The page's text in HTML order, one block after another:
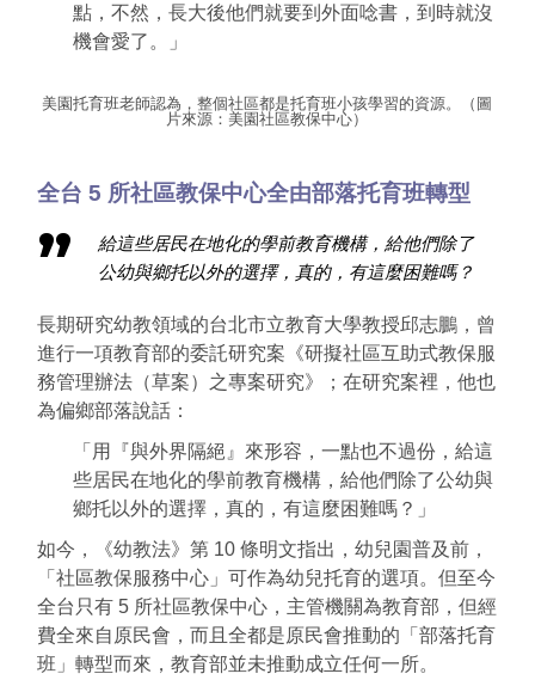
點，不然，長大後他們就要到外面唸書，到時就沒
機會愛了。」
美園托育班老師認為，整個社區都是托育班小孩學習的資源。（圖
片來源：美園社區教保中心）
全台 5 所社區教保中心全由部落托育班轉型
給這些居民在地化的學前教育機構，給他們除了
公幼與鄉托以外的選擇，真的，有這麼困難嗎？
長期研究幼教領域的台北市立教育大學教授邱志鵬，曾
進行一項教育部的委託研究案《研擬社區互助式教保服
務管理辦法（草案）之專案研究》；在研究案裡，他也
為偏鄉部落說話：
「用『與外界隔絕』來形容，一點也不過份，給這
些居民在地化的學前教育機構，給他們除了公幼與
鄉托以外的選擇，真的，有這麼困難嗎？」
如今，《幼教法》第 10 條明文指出，幼兒園普及前，
「社區教保服務中心」可作為幼兒托育的選項。但至今
全台只有 5 所社區教保中心，主管機關為教育部，但經
費全來自原民會，而且全都是原民會推動的「部落托育
班」轉型而來，教育部並未推動成立任何一所。